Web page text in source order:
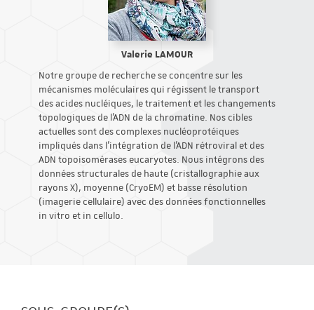
Valerie LAMOUR
Notre groupe de recherche se concentre sur les
mécanismes moléculaires qui régissent le transport
des acides nucléiques, le traitement et les changements
topologiques de l'ADN de la chromatine. Nos cibles
actuelles sont des complexes nucléoprotéiques
impliqués dans l'intégration de l'ADN rétroviral et des
ADN topoisomérases eucaryotes. Nous intégrons des
données structurales de haute (cristallographie aux
rayons X), moyenne (CryoEM) et basse résolution
(imagerie cellulaire) avec des données fonctionnelles
in vitro et in cellulo.